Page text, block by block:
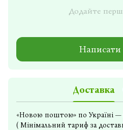
Додайте
Написати
Доставка
«Новою поштою» по Україні —
( Мінімальний тариф за